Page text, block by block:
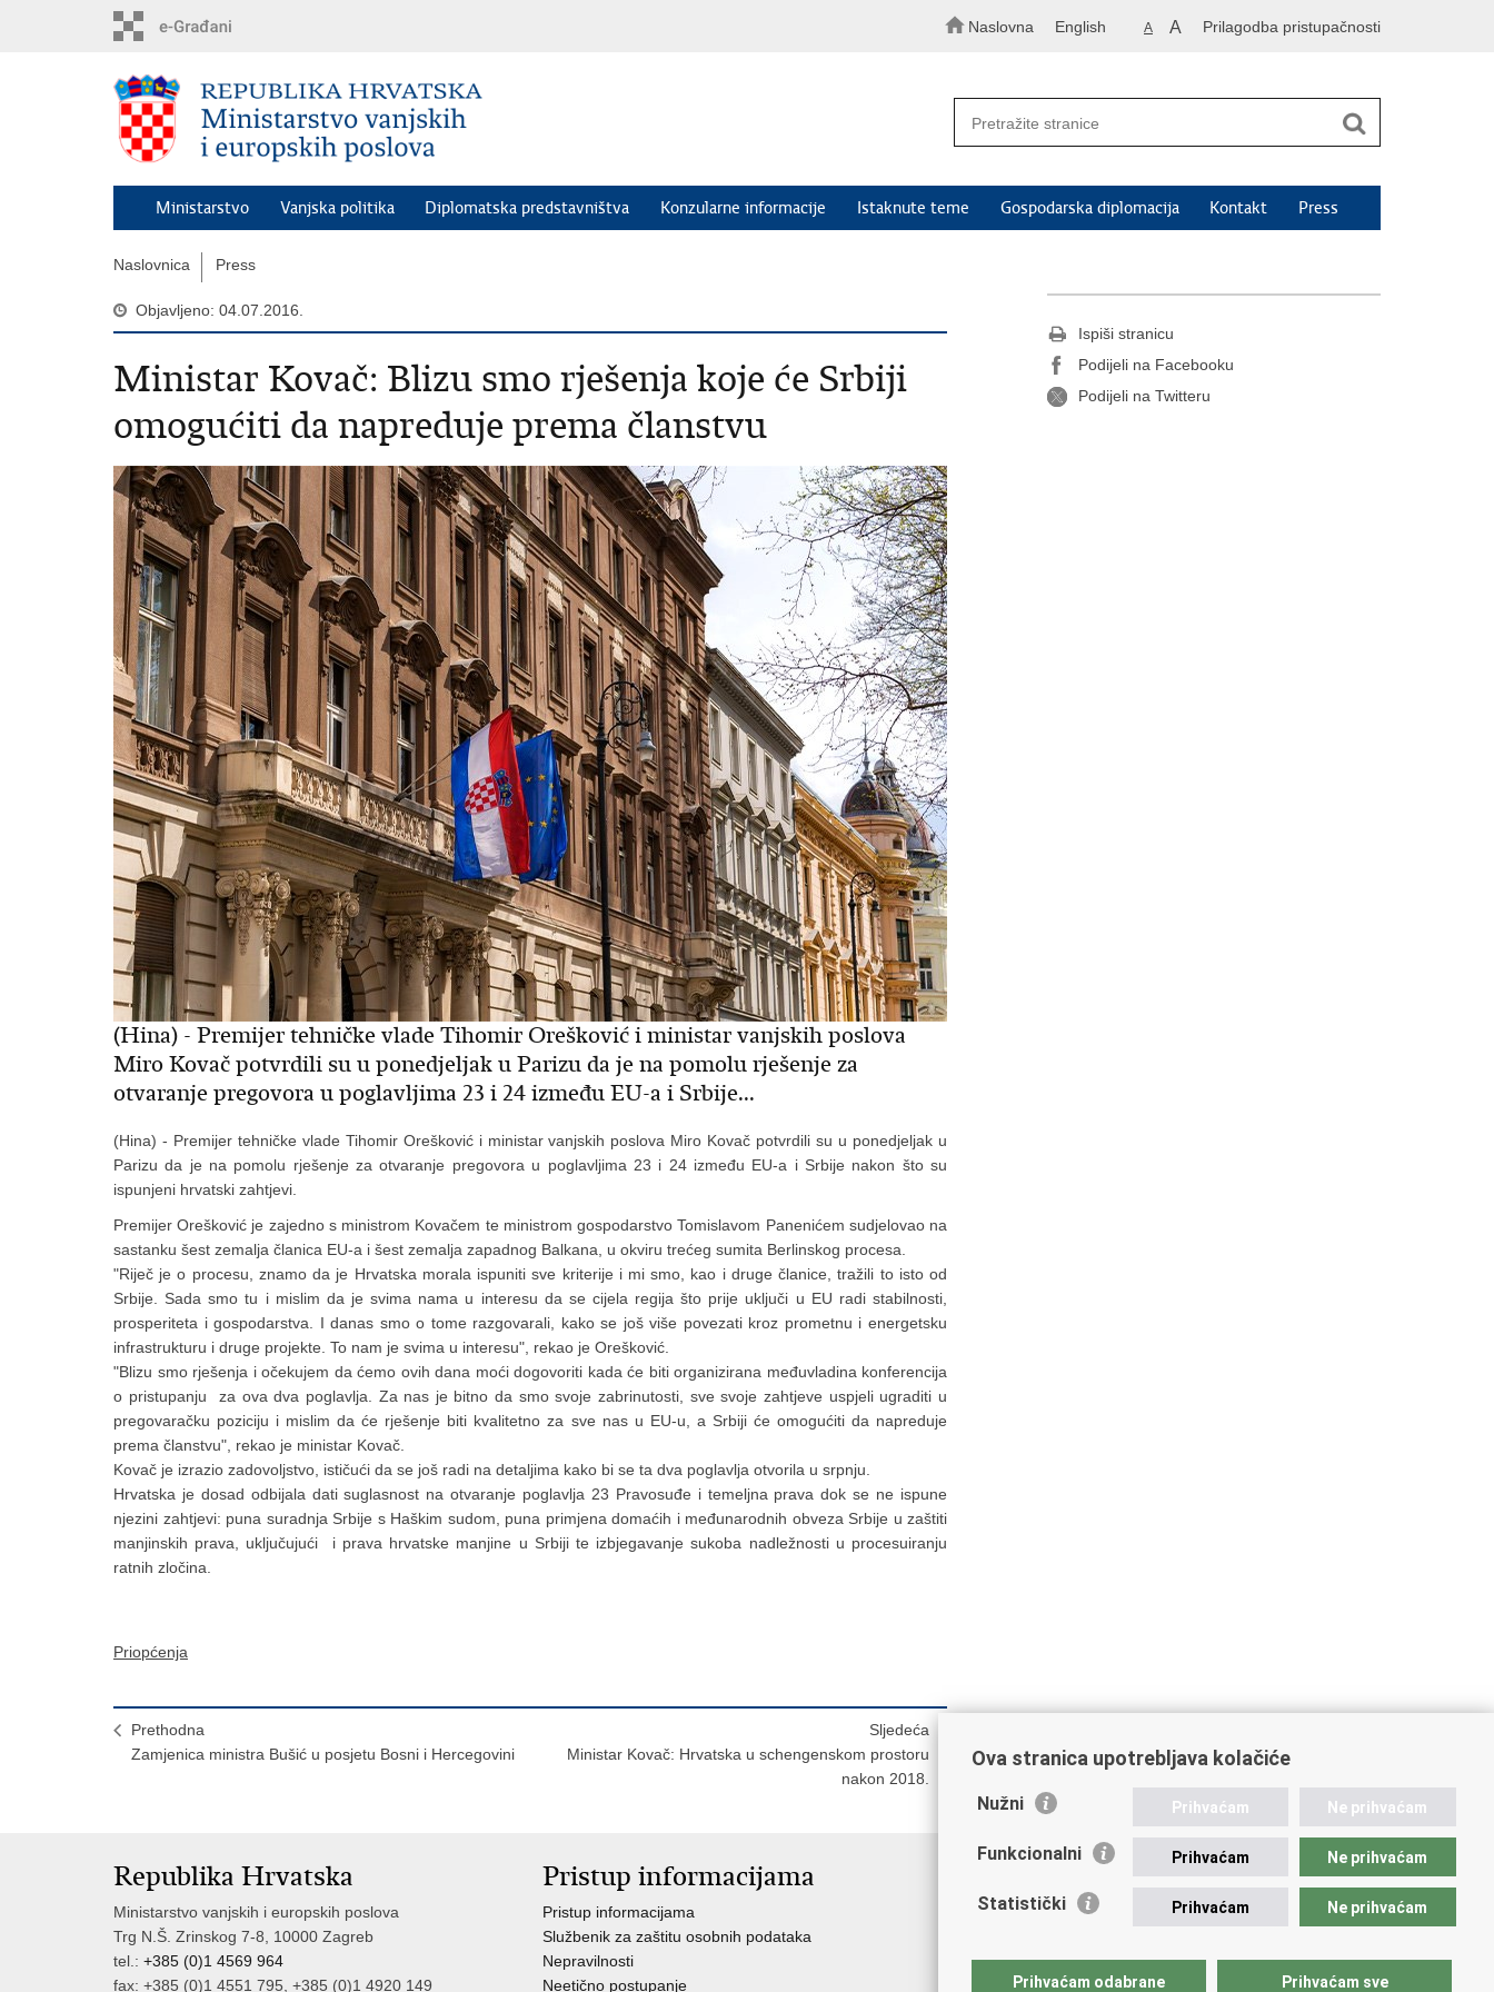
Naslovna English A A Prilagodba pristupačnosti
Ministarstvo Vanjska politika Diplomatska predstavništva Konzularne informacije Istaknute teme Gospodarska diplomacija Kontakt Press
Naslovnica Press
Objavljeno: 04.07.2016.
Ministar Kovač: Blizu smo rješenja koje će Srbiji
omogućiti da napreduje prema članstvu
(Hina) - Premijer tehničke vlade Tihomir Orešković i ministar vanjskih poslova
Miro Kovač potvrdili su u ponedjeljak u Parizu da je na pomolu rješenje za
otvaranje pregovora u poglavljima 23 i 24 između EU-a i Srbije...
(Hina) - Premijer tehničke vlade Tihomir Orešković i ministar vanjskih poslova Miro Kovač potvrdili su u ponedjeljak u
Parizu da je na pomolu rješenje za otvaranje pregovora u poglavljima 23 i 24 između EU-a i Srbije nakon što su
ispunjeni hrvatski zahtjevi.
Premijer Orešković je zajedno s ministrom Kovačem te ministrom gospodarstvo Tomislavom Panenićem sudjelovao na
sastanku šest zemalja članica EU-a i šest zemalja zapadnog Balkana, u okviru trećeg sumita Berlinskog procesa.
"Riječ je o procesu, znamo da je Hrvatska morala ispuniti sve kriterije i mi smo, kao i druge članice, tražili to isto od
Srbije. Sada smo tu i mislim da je svima nama u interesu da se cijela regija što prije uključi u EU radi stabilnosti,
prosperiteta i gospodarstva. I danas smo o tome razgovarali, kako se još više povezati kroz prometnu i energetsku
infrastrukturu i druge projekte. To nam je svima u interesu", rekao je Orešković.
"Blizu smo rješenja i očekujem da ćemo ovih dana moći dogovoriti kada će biti organizirana međuvladina konferencija
o pristupanju za ova dva poglavlja. Za nas je bitno da smo svoje zabrinutosti, sve svoje zahtjeve uspjeli ugraditi u
pregovaračku poziciju i mislim da će rješenje biti kvalitetno za sve nas u EU-u, a Srbiji će omogućiti da napreduje
prema članstvu", rekao je ministar Kovač.
Kovač je izrazio zadovoljstvo, ističući da se još radi na detaljima kako bi se ta dva poglavlja otvorila u srpnju.
Hrvatska je dosad odbijala dati suglasnost na otvaranje poglavlja 23 Pravosuđe i temeljna prava dok se ne ispune
njezini zahtjevi: puna suradnja Srbije s Haškim sudom, puna primjena domaćih i međunarodnih obveza Srbije u zaštiti
manjinskih prava, uključujući i prava hrvatske manjine u Srbiji te izbjegavanje sukoba nadležnosti u procesuiranju
ratnih zločina.
Priopćenja
Prethodna
Zamjenica ministra Bušić u posjetu Bosni i Hercegovini
Sljedeća
Ministar Kovač: Hrvatska u schengenskom prostoru
nakon 2018.
Ispiši stranicu
Podijeli na Facebooku
Podijeli na Twitteru
Republika Hrvatska
Ministarstvo vanjskih i europskih poslova
Trg N.Š. Zrinskog 7-8, 10000 Zagreb
tel.: +385 (0)1 4569 964
fax: +385 (0)1 4551 795, +385 (0)1 4920 149
Pristup informacijama
Pristup informacijama
Službenik za zaštitu osobnih podataka
Nepravilnosti
Neetično postupanje
Javna nabava u MVEP-u
Nadzor rada i unutarnja revizija službe vanjskih poslova
Pučki pravobranitelj
Ova stranica upotrebljava kolačiće
Nužni Prihvaćam Ne prihvaćam
Funkcionalni Prihvaćam Ne prihvaćam
Statistički Prihvaćam Ne prihvaćam
Prihvaćam odabrane Prihvaćam sve